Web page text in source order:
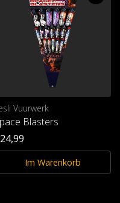
Vuurwerk
Blasters
Im Warenkorb